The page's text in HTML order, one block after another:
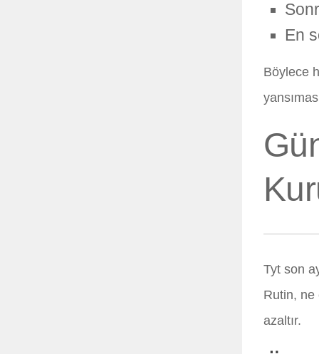
En
Böylece
Tyt son
Rutin, ne
azaltır.